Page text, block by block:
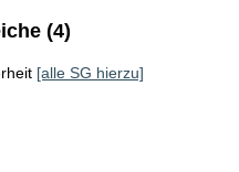
(4)
[alle SG hierzu]